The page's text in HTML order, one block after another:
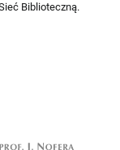
Biblioteczną.